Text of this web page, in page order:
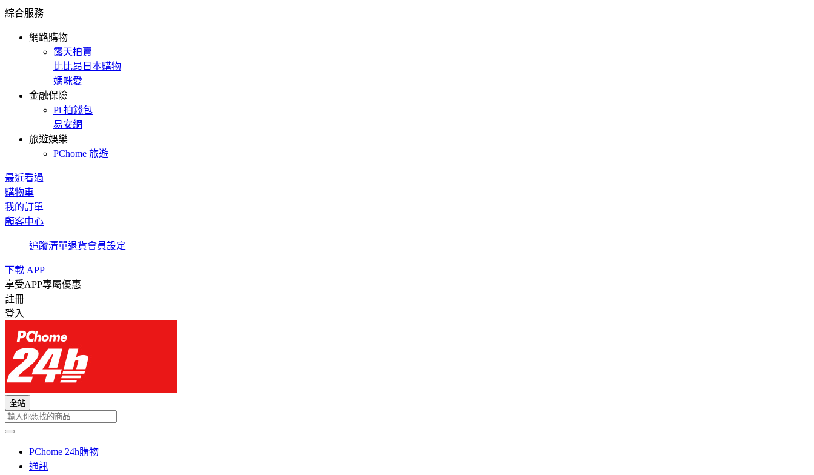
綜合服務
網路購物
露天拍賣
比比昂日本購物
媽咪愛
金融保險
Pi 拍錢包
易安網
旅遊娛樂
PChome 旅遊
最近看過
購物車
我的訂單
顧客中心
追蹤清單退貨會員設定
下載 APP
享受APP專屬優惠
註冊
登入
全站
PChome 24h購物
通訊